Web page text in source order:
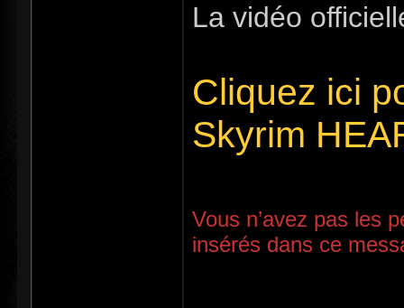
La vidéo
Cliquez ici
Skyrim
Vous n’avez pas les
insérés dans ce